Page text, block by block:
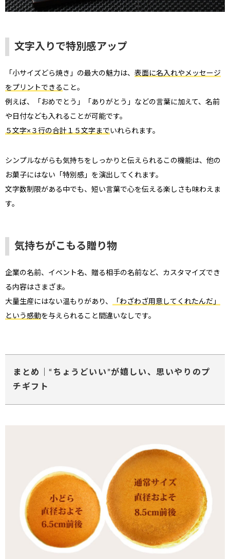
文字入りで特別感アップ
「小サイズどら焼き」の最大の魅力は、 表面に名入れやメッセージ
をプリントできる こと。
例えば、「おめでとう」「ありがとう」などの言葉に加えて、名前
や日付なども入れることが可能です。
５文字×３行の合計１５文字までいれられます。
シンプルながらも気持ちをしっかりと伝えられるこの機能は、他の
お菓子にはない「特別感」を演出してくれます。
文字数制限がある中でも、短い言葉で心を伝える楽しさも味わえま
す。
気持ちがこもる贈り物
企業の名前、イベント名、贈る相手の名前など、カスタマイズでき
る内容はさまざま。
大量生産にはない温もりがあり、
「わざわざ用意してくれたんだ」
という感動を与えられること間違いなしです。
まとめ｜“ちょうどいい”が嬉しい、思いやりのプ
チギフト